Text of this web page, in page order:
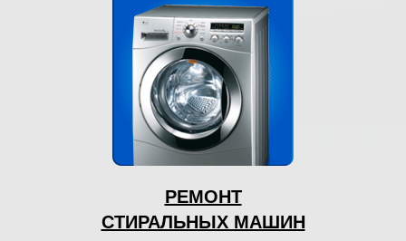
РЕМОНТ
СТИРАЛЬНЫХ МАШИН